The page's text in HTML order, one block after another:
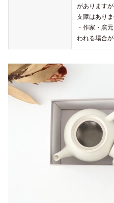
があります
支障はありま
・作家・窯
われる場合が